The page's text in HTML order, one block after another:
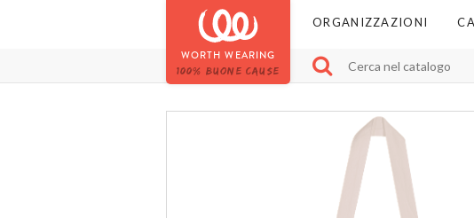
WORTH WEARING
100% BUONE CAUSE
ORGANIZZAZIONI